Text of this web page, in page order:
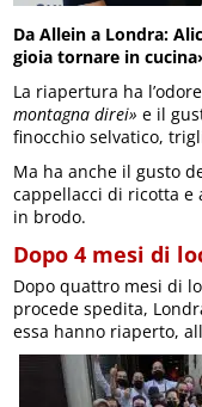
Da Allein a Londra:
gioia tornare in
La riapertura ha
montagna direi» e il
finocchio selvatico,
Ma ha anche il gusto
cappellacci di ricotta
in brodo.
Dopo 4 mesi di
Dopo quattro mesi di
procede spedita,
essa hanno riaperto,